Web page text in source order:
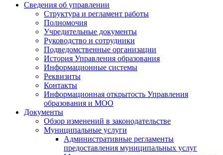
Сведения об управлении
Структура и регламент работы
Полномочия
Учредительные документы
Руководство и сотрудники
Подведомственные организации
История Управления образования
Информационные системы
Реквизиты
Контакты
Информационная открытость Управления
образования и МОО
Документы
Обзор изменений в законодательстве
Муниципальные услуги
Административные регламенты
предоставления муниципальных услуг